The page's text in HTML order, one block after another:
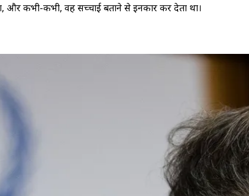
और कभी-कभी, वह सच्चाई बताने से इनकार कर देता था।